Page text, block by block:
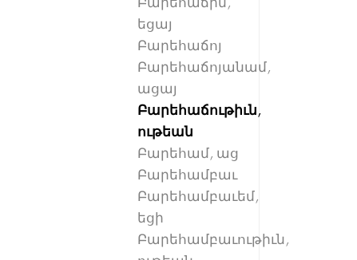
եցայ
Բարեհաճոյ
Բարեհաճոյանամ,
ացայ
Բարեհաճութիւն,
ութեան
Բարեհամ, աց
Բարեհամբաւ
Բարեհամբաւեմ,
եցի
Բարեհամբաւութիւն,